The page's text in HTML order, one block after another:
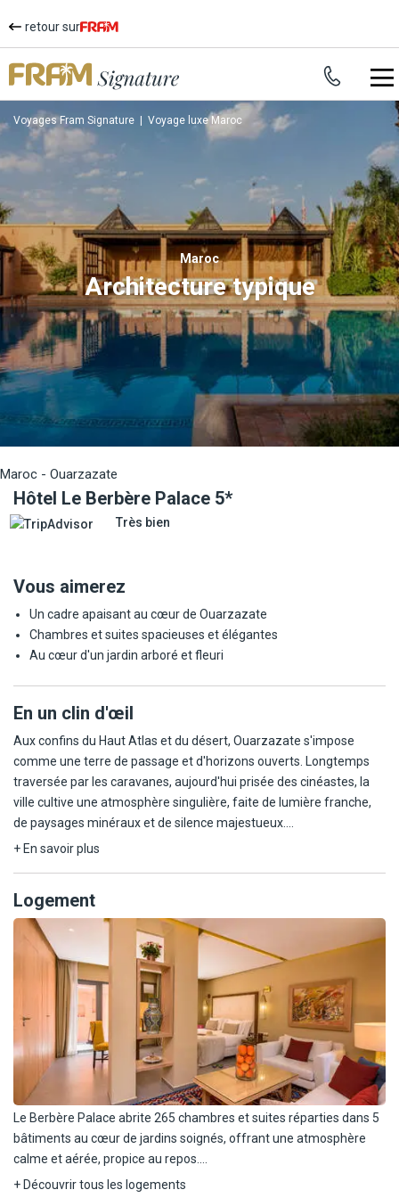
retour sur
Voyages Fram Signature Voyage luxe Maroc
Maroc
Architecture typique
Maroc - Ouarzazate
Hôtel Le Berbère Palace 5*
Très bien
Vous aimerez
Un cadre apaisant au cœur de Ouarzazate
Chambres et suites spacieuses et élégantes
Au cœur d'un jardin arboré et fleuri
En un clin d'œil
Aux confins du Haut Atlas et du désert, Ouarzazate s'impose
comme une terre de passage et d'horizons ouverts. Longtemps
traversée par les caravanes, aujourd'hui prisée des cinéastes, la
ville cultive une atmosphère singulière, faite de lumière franche,
de paysages minéraux et de silence majestueux.
la kasbah de Taourirt et des studios de cinéma, il constitue un
point de départ naturel pour explorer les vallées du Sud, les ksour
et les portes du désert.
Facilement accessible, l'hôtel se situe à seulement 2 km de
l'aéroport de Ouarzazate, offrant une transition douce et
immédiate entre le voyage et l'évasion.
+ En savoir plus
Logement
Le Berbère Palace abrite 265 chambres et suites réparties dans 5
bâtiments au cœur de jardins soignés, offrant une atmosphère
calme et aérée, propice au repos.
+ Découvrir tous les logements